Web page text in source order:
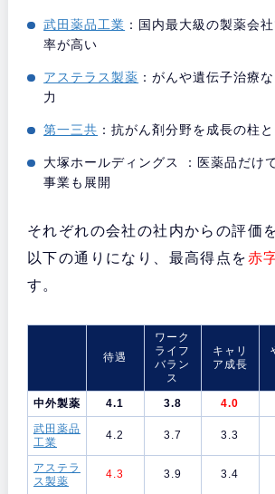
武田薬品工業 ：国内最大級の製薬会
率が高い
アステラス製薬 ：がんや遺伝子治療
力
第一三共 ：抗がん剤分野を成長の柱
大塚ホールディングス ：医薬品だけ
事業も展開
それぞれの会社の社内からの評価
以下の通りになり、最高得点を赤
す。
待遇
ワーク
ライフ
バラン
ス
キャリ
ア成長
中外製薬 4.1 3.8 4.0
武田薬品
工業
4.2 3.7 3.3
アステラ
ス製薬
4.3 3.9 3.4